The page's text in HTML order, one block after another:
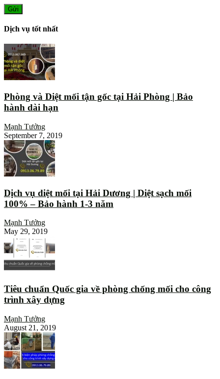
Dịch vụ tốt nhất
Phòng và Diệt mối tận gốc tại Hải Phòng | Bảo
hành dài hạn
Mạnh Tưởng
September 7, 2019
Dịch vụ diệt mối tại Hải Dương | Diệt sạch mối
100% – Bảo hành 1-3 năm
Mạnh Tưởng
May 29, 2019
Tiêu chuẩn Quốc gia về phòng chống mối cho công
trình xây dựng
Mạnh Tưởng
August 21, 2019